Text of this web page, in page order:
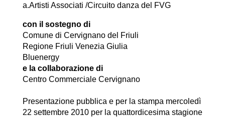
a.Artisti Associati /Circuito danza del FVG
con il sostegno di
Comune di Cervignano del Friuli
Regione Friuli Venezia Giulia
Bluenergy
e la collaborazione di
Centro Commerciale Cervignano
Presentazione pubblica e per la stampa mercoledì
22 settembre 2010 per la quattordicesima stagione